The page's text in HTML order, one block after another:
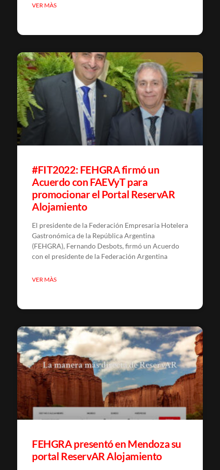
VER MÀS
#FIT2022: FEHGRA firmó un
Acuerdo con FAEVyT para
promocionar el Portal ReservAR
Alojamiento
El presidente de la Federación Empresaria Hotelera
Gastronómica de la República Argentina
(FEHGRA), Fernando Desbots, firmó un Acuerdo
con el presidente de la Federación Argentina
VER MÀS
FEHGRA presentó en Mendoza su
portal ReservAR Alojamiento